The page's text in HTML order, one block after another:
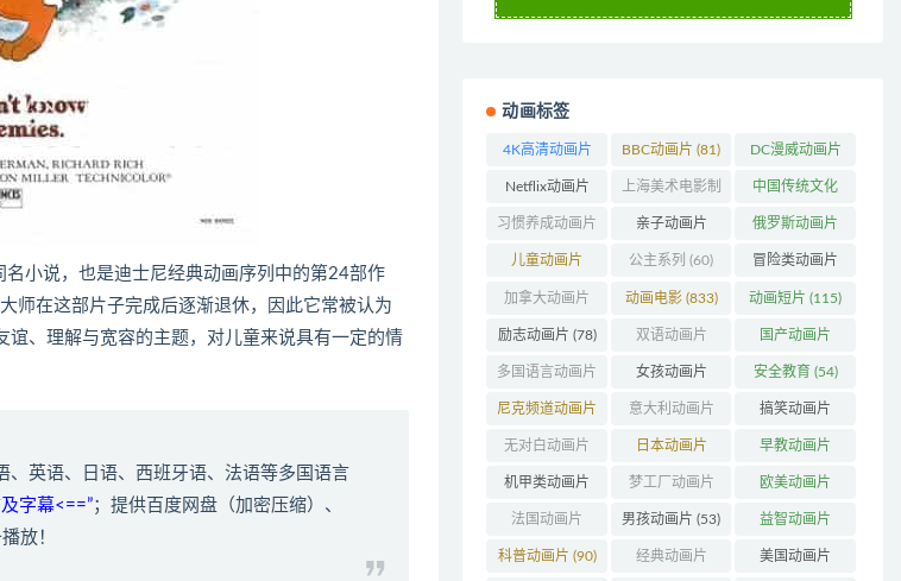
名小说，也是迪士尼经典动画序列中的第24部作
师在这部片子完成后逐渐退休，因此它常被认为
、理解与宽容的主题，对儿童来说具有一定的情
英语、日语、西班牙语、法语等多国语言
字幕<==”；提供百度网盘（加密压缩）、
放！
动画标签
4K高清动画片
(48)
BBC动画片 (81) DC漫威动画片
(104)
Netflix动画片
(240)
上海美术电影制
片厂(126)
中国传统文化
(63)
习惯养成动画片
(74)
亲子动画片
(396)
俄罗斯动画片
(56)
儿童动画片
(346)
公主系列 (60) 冒险类动画片
(1272)
加拿大动画片
(158)
动画电影(833) 动画短片 (115)
励志动画片 (78) 双语动画片
(220)
国产动画片
(1382)
多国语言动画片
(179)
女孩动画片
(162)
安全教育 (54)
尼克频道动画片
(83)
意大利动画片
(50)
搞笑动画片
(802)
无对白动画片
(78)
日本动画片
(319)
早教动画片
(405)
机甲类动画片
(207)
梦工厂动画片
(155)
欧美动画片
(996)
法国动画片
(203)
男孩动画片 (53) 益智动画片
(1549)
科普动画片 (90) 经典动画片 美国动画片